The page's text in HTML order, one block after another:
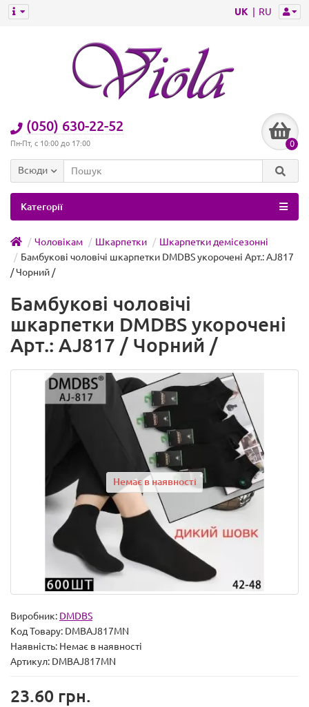
UK RU
(050) 630-22-52
Пн-Пт, с 10:00 до 17:00 0
Всюди
Категорії
Чоловікам Шкарпетки
Шкарпетки демісезонні
Бамбукові чоловічі шкарпетки DMDBS укорочені Арт.: AJ817
/ Чорний /
Бамбукові чоловічі
шкарпетки DMDBS укорочені
Арт.: AJ817 / Чорний /
Немає в наявності
Виробник: DMDBS
Код Товару: DMBAJ817MN
Наявність: Немає в наявності
Артикул: DMBAJ817MN
23.60 грн.